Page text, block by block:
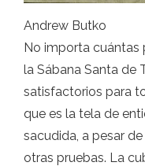
Andrew Butko
No importa cuántas
la Sábana Santa de
satisfactorios para
que es la tela de
sacudida, a pesar
otras pruebas. La